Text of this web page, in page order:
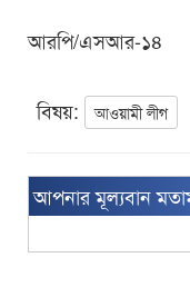
আরপি/এসআর-১৪
বিষয়: আওয়ামী লীগ
আপনার মূল্যবান